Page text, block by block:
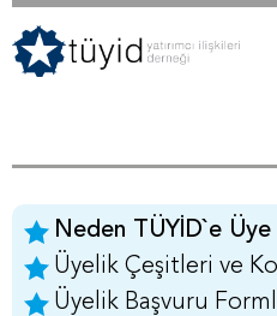
Neden TÜYİD`e Üye
Üyelik Çeşitleri ve
Üyelik Başvuru